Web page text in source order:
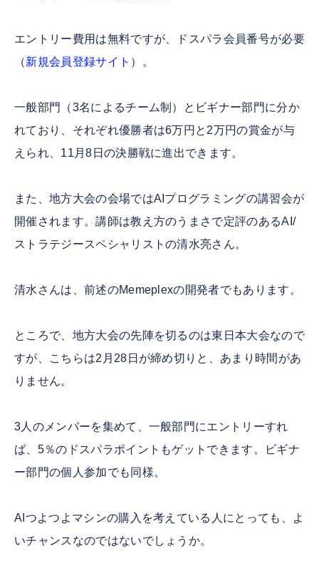
エントリー費用は無料ですが、ドスパラ会員番号が必要
（新規会員登録サイト ）。
一般部門（3名によるチーム制）とビギナー部門に分か
れており、それぞれ優勝者は6万円と2万円の賞金が与
えられ、11月8日の決勝戦に進出できます。
また、地方大会の会場ではAIプログラミングの講習会が
開催されます。講師は教え方のうまさで定評のあるAI/
ストラテジースペシャリストの清水亮さん。
清水さんは、前述のMemeplexの開発者でもあります。
ところで、地方大会の先陣を切るのは東日本大会なので
すが、こちらは2月28日が締め切りと、あまり時間があ
りません。
3人のメンバーを集めて、一般部門にエントリーすれ
ば、5％のドスパラポイントもゲットできます。ビギナ
ー部門の個人参加でも同様。
AIつよつよマシンの購入を考えている人にとっても、よ
いチャンスなのではないでしょうか。